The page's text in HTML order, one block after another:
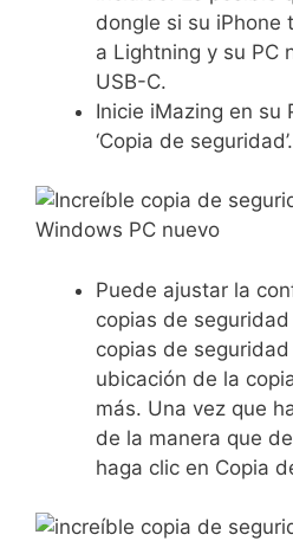
dongle si su iPhone
a Lightning y su PC
USB-C.
Inicie iMazing en su
‘Copia de seguridad’.
Puede ajustar la
copias de
copias de
ubicación de la
más. Una vez que
de la manera que
haga clic en Copia